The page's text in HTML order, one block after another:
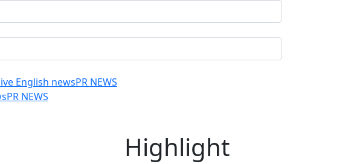
English newsPR NEWS
PR NEWS
Highlight